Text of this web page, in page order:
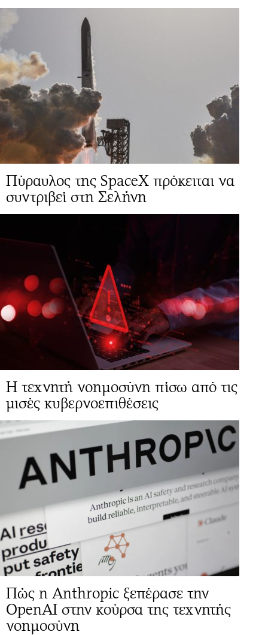
Πύραυλος της SpaceX πρόκειται να
συντριβεί στη Σελήνη
Η τεχνητή νοημοσύνη πίσω από τις
μισές κυβερνοεπιθέσεις
Πώς η Anthropic ξεπέρασε την
OpenAI στην κούρσα της τεχνητής
νοημοσύνη